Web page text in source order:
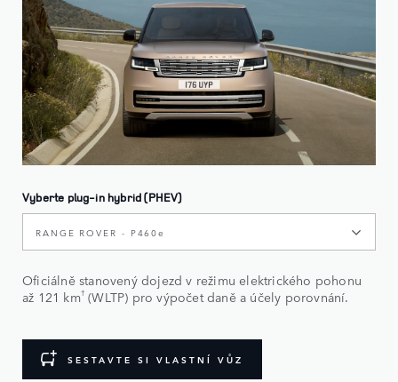
Vyberte plug-in hybrid (PHEV)
RANGE ROVER - P460e
Oficiálně stanovený dojezd v režimu elektrického pohonu
až 121 km† (WLTP) pro výpočet daně a účely porovnání.
SESTAVTE SI VLASTNÍ VŮZ